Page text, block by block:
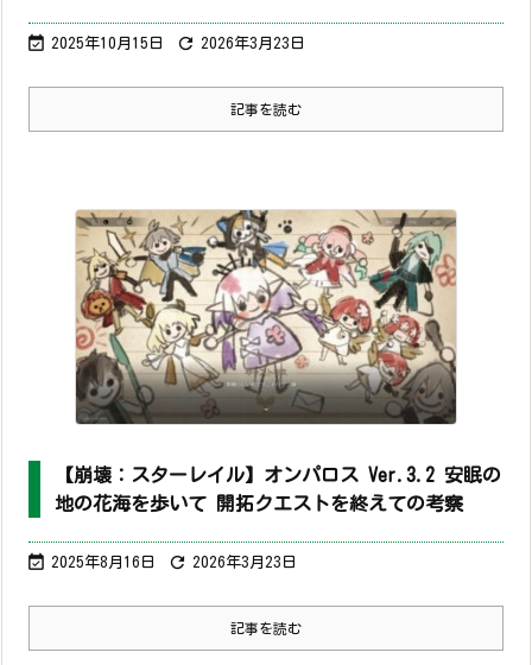
 2025年10月15日  2026年3月23日
記事を読む
【崩壊：スターレイル】オンパロス Ver.3.2 安眠の
地の花海を歩いて 開拓クエストを終えての考察
 2025年8月16日  2026年3月23日
記事を読む